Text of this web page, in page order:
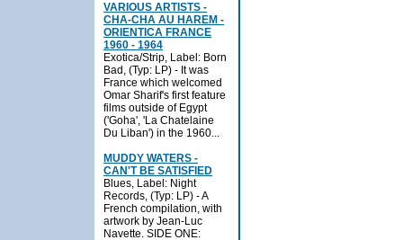
VARIOUS ARTISTS -
CHA-CHA AU HAREM -
ORIENTICA FRANCE
1960 - 1964
Exotica/Strip, Label: Born
Bad, (Typ: LP) - It was
France which welcomed
Omar Sharif's first feature
films outside of Egypt
('Goha', 'La Chatelaine
Du Liban') in the 1960...
MUDDY WATERS -
CAN'T BE SATISFIED
Blues, Label: Night
Records, (Typ: LP) - A
French compilation, with
artwork by Jean-Luc
Navette. SIDE ONE: